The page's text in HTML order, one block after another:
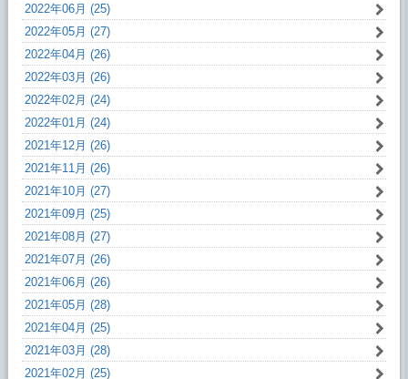
2022年06月 (25)
2022年05月 (27)
2022年04月 (26)
2022年03月 (26)
2022年02月 (24)
2022年01月 (24)
2021年12月 (26)
2021年11月 (26)
2021年10月 (27)
2021年09月 (25)
2021年08月 (27)
2021年07月 (26)
2021年06月 (26)
2021年05月 (28)
2021年04月 (25)
2021年03月 (28)
2021年02月 (25)